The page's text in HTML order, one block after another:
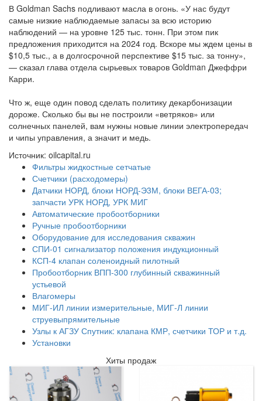
В Goldman Sachs подливают масла в огонь. «У нас будут
самые низкие наблюдаемые запасы за всю историю
наблюдений — на уровне 125 тыс. тонн. При этом пик
предложения приходится на 2024 год. Вскоре мы ждем цены в
$10,5 тыс., а в долгосрочной перспективе $15 тыс. за тонну»,
— сказал глава отдела сырьевых товаров Goldman Джеффри
Карри.
Что ж, еще один повод сделать политику декарбонизации
дороже. Сколько бы вы не построили «ветряков» или
солнечных панелей, вам нужны новые линии электропередач
и чипы управления, а значит и медь.
Источник: oilcapital.ru
Фильтры жидкостные сетчатые
Счетчики (расходомеры)
Датчики НОРД, блоки НОРД-Э3М, блоки ВЕГА-03;
запчасти УРК НОРД, УРК МИГ
Автоматические пробоотборники
Ручные пробоотборники
Оборудование для исследования скважин
СПИ-01 сигнализатор положения индукционный
КСП-4 клапан соленоидный пилотный
Пробоотборник ВПП-300 глубинный скважинный
устьевой
Влагомеры
МИГ-ИЛ линии измерительные, МИГ-Л линии
струевыпрямительные
Узлы к АГЗУ Спутник: клапана КМР, счетчики ТОР и т.д.
Установки
Хиты продаж